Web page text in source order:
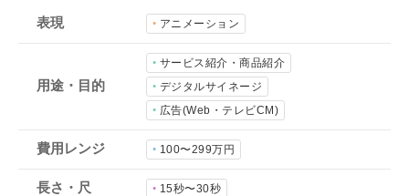
採用情報
- 動画に関するご相談はこちら -
お問合わせ・無料見積もり
表現 アニメーション
用途・目的
サービス紹介・商品紹介
デジタルサイネージ
広告(Web・テレビCM)
費用レンジ 100〜299万円
長さ・尺 15秒〜30秒